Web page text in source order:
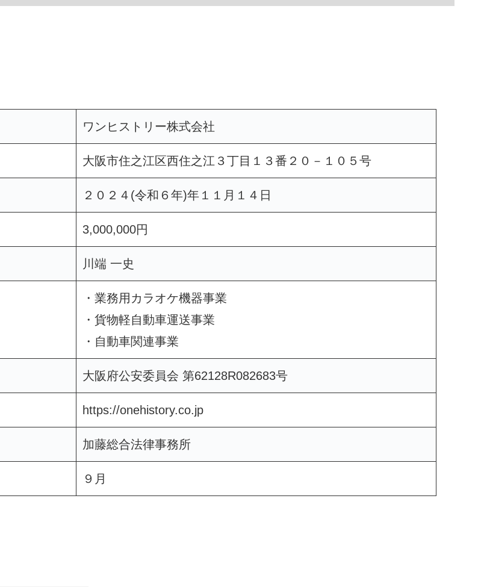
ワンヒストリー株式会社
大阪市住之江区西住之江３丁目１３番２０－１０５号
２０２４(令和６年)年１１月１４日
3,000,000円
川端 一史
・業務用カラオケ機器事業
・貨物軽自動車運送事業
・自動車関連事業
大阪府公安委員会 第62128R082683号
https://onehistory.co.jp
加藤総合法律事務所
９月